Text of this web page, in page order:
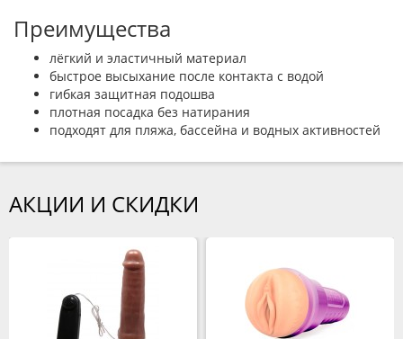
Преимущества
лёгкий и эластичный материал
быстрое высыхание после контакта с водой
гибкая защитная подошва
плотная посадка без натирания
подходят для пляжа, бассейна и водных активностей
АКЦИИ И СКИДКИ